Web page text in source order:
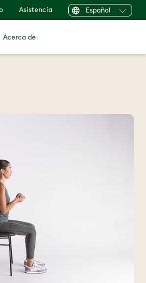
Asistencia Español
Acerca de